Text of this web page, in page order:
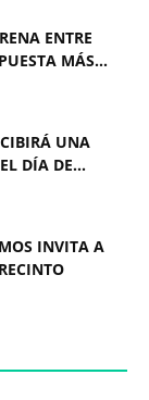
ENTRE
MÁS...
UNA
DÍA DE...
INVITA A